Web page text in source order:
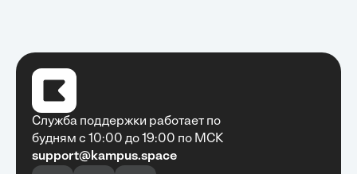
Очень быстро, недорого, качественно,
Служба поддержки работает по
будням с 10:00 до 19:00 по МСК
support@kampus.space